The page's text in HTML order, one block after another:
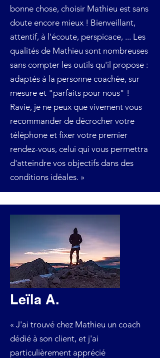
bonne chose, choisir Mathieu est sans
doute encore mieux ! Bienveillant,
attentif, à l'écoute, perspicace, ... Les
qualités de Mathieu sont nombreuses
sans compter les outils qu'il propose :
adaptés à la personne coachée, sur
mesure et "parfaits pour nous" !
Ravie, je ne peux que vivement vous
recommander de décrocher votre
téléphone et fixer votre premier
rendez-vous, celui qui vous permettra
d'atteindre vos objectifs dans des
conditions idéales. »
Leïla A.
« J'ai trouvé chez Mathieu un coach
dédié à son client, et j'ai
particulièrement apprécié